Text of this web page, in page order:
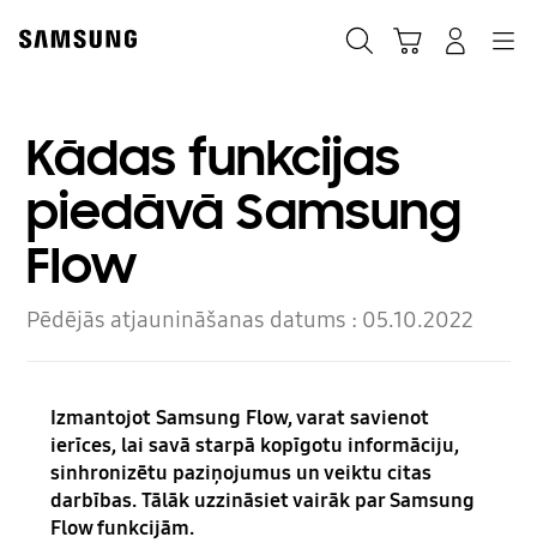
content
accessibility
Kādas funkcijas
piedāvā Samsung
Flow
Pēdējās atjaunināšanas datums : 05.10.2022
Izmantojot Samsung Flow, varat savienot
ierīces, lai savā starpā kopīgotu informāciju,
sinhronizētu paziņojumus un veiktu citas
darbības. Tālāk uzzināsiet vairāk par Samsung
Flow funkcijām.